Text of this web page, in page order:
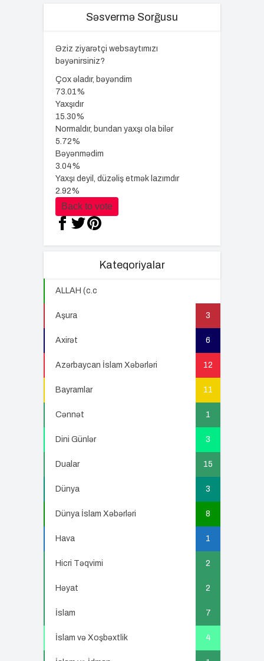
Səsvermə Sorğusu
Əziz ziyarətçi websaytımızı
bəyənirsiniz?
Çox əladır, bəyəndim
73.01%
Yaxşıdır
15.30%
Normaldır, bundan yaxşı ola bilər
5.72%
Bəyənmədim
3.04%
Yaxşı deyil, düzəliş etmək lazımdır
2.92%
Back to vote
Kateqoriyalar
ALLAH (c.c
Aşura 3
Axirət 6
Azərbaycan İslam Xəbərləri 12
Bayramlar 11
Cənnət 1
Dini Günlər 3
Dualar 15
Dünya 3
Dünya İslam Xəbərləri 8
Hava 1
Hicri Təqvimi 2
Həyat 2
İslam 7
İslam və Xoşbəxtlik 4